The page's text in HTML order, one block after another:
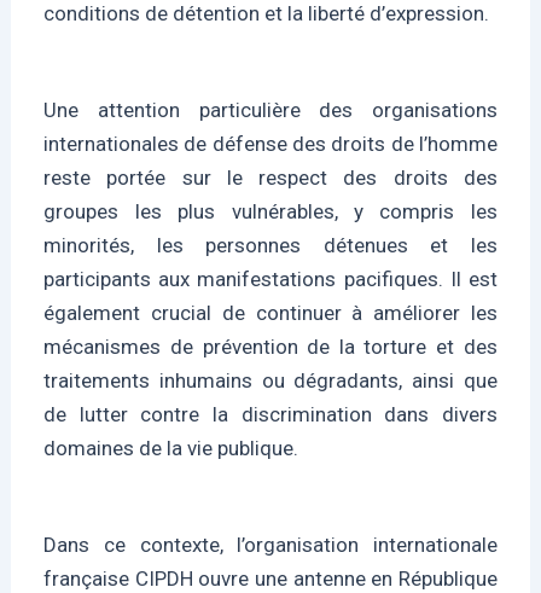
conditions de détention et la liberté d’expression.
Une attention particulière des organisations
internationales de défense des droits de l’homme
reste portée sur le respect des droits des
groupes les plus vulnérables, y compris les
minorités, les personnes détenues et les
participants aux manifestations pacifiques. Il est
également crucial de continuer à améliorer les
mécanismes de prévention de la torture et des
traitements inhumains ou dégradants, ainsi que
de lutter contre la discrimination dans divers
domaines de la vie publique.
Dans ce contexte, l’organisation internationale
française CIPDH ouvre une antenne en République